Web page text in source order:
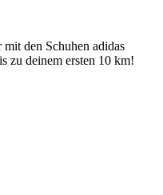
den Schuhen adidas
zu deinem ersten 10 km!